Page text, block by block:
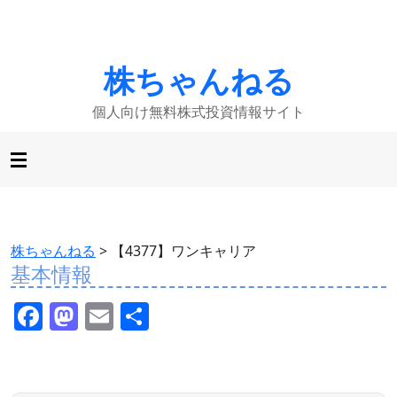
株ちゃんねる
個人向け無料株式投資情報サイト
株ちゃんねる > 【4377】ワンキャリア
基本情報
F M E